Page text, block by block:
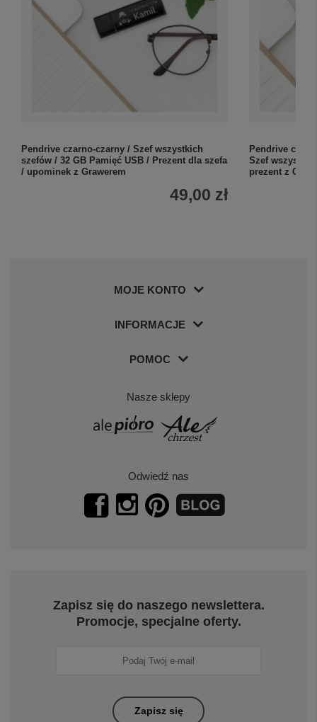
Pendrive czarno-czarny / Szef wszystkich
szefów / 32 GB Pamięć USB / Prezent dla szefa
/ upominek z Grawerem
49,00 zł
Pendrive
Szef
prezent z
MOJE KONTO
INFORMACJE
POMOC
Nasze sklepy
Odwiedź nas
Zapisz się do naszego newslettera.
Promocje, specjalne oferty.
Zapisz się